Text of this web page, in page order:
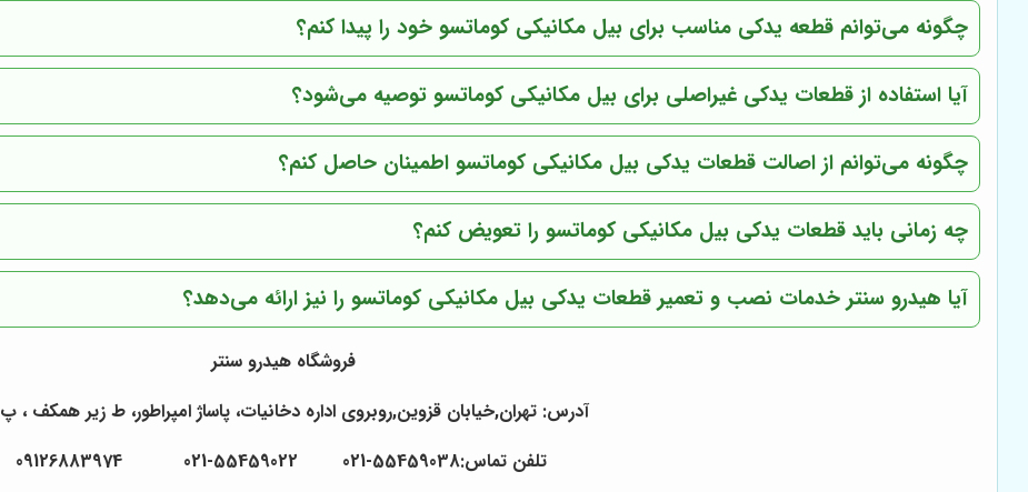
چگونه می‌توانم قطعه یدکی مناسب برای بیل مکانیکی کوماتسو خود را پیدا کنم؟
آیا استفاده از قطعات یدکی غیراصلی برای بیل مکانیکی کوماتسو توصیه می‌شود؟
چگونه می‌توانم از اصالت قطعات یدکی بیل مکانیکی کوماتسو اطمینان حاصل کنم؟
چه زمانی باید قطعات یدکی بیل مکانیکی کوماتسو را تعویض کنم؟
آیا هیدرو سنتر خدمات نصب و تعمیر قطعات یدکی بیل مکانیکی کوماتسو را نیز ارائه می‌دهد؟
فروشگاه هیدرو سنتر
آدرس: تهران,خیابان قزوین,روبروی اداره دخانیات، پاساژ امپراطور، ط زیر همکف ، پ 32
تلفن تماس:55459038-021 55459022-021 09126883974